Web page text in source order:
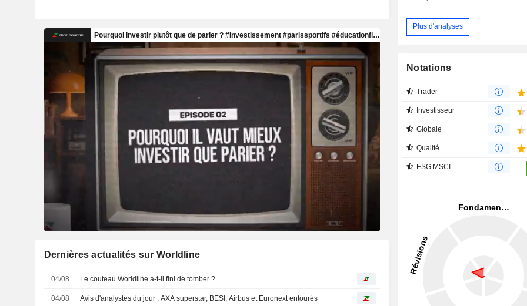
Dernières actualités sur Worldline
04/08 Le couteau Worldline a-t-il fini de tomber ?
04/08 Avis d'analystes du jour : AXA superstar, BESI, Airbus et Euronext entourés
Plus d'analyses
Notations
Trader
Investisseur
Globale
Qualité
ESG MSCI